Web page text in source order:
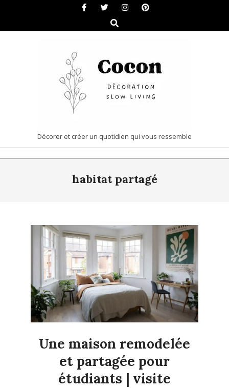
content
Search
COCON
|
DÉCORATION
LIVING
Décorer et créer un quotidien qui vous ressemble
habitat partagé
Une maison remodelée
et partagée pour
étudiants | visite